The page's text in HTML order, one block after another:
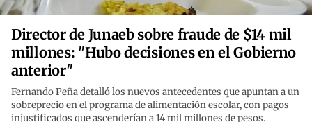
Director de Junaeb sobre fraude de $14 mil
millones: "Hubo decisiones en el Gobierno
anterior"
Fernando Peña detalló los nuevos antecedentes que apuntan a un
sobreprecio en el programa de alimentación escolar, con pagos
injustificados que ascenderían a 14 mil millones de pesos.